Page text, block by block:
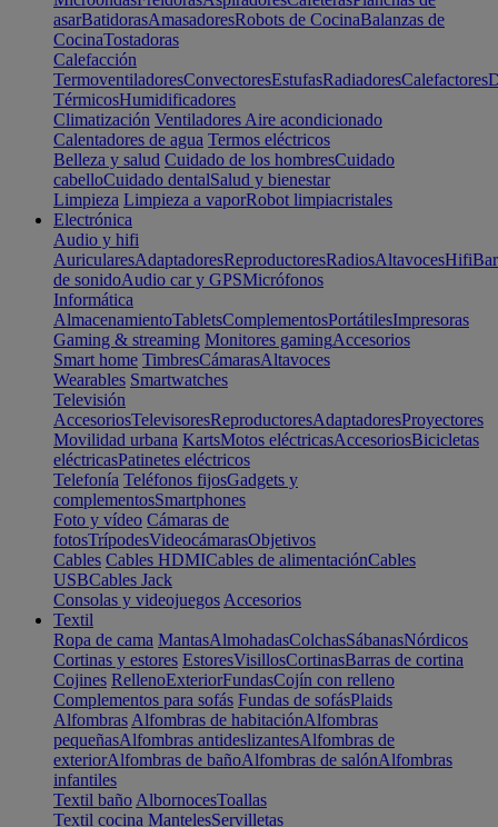
asarBatidorasAmasadoresRobots de CocinaBalanzas de
CocinaTostadoras
Calefacción
TermoventiladoresConvectoresEstufasRadiadoresCalefactores
TérmicosHumidificadores
Climatización Ventiladores Aire acondicionado
Calentadores de agua Termos eléctricos
Belleza y salud Cuidado de los hombresCuidado
cabelloCuidado dentalSalud y bienestar
Limpieza Limpieza a vaporRobot limpiacristales
Electrónica
Audio y hifi
AuricularesAdaptadoresReproductoresRadiosAltavocesHifi
de sonidoAudio car y GPSMicrófonos
Informática
AlmacenamientoTabletsComplementosPortátilesImpresoras
Gaming & streaming Monitores gamingAccesorios
Smart home TimbresCámarasAltavoces
Wearables Smartwatches
Televisión
AccesoriosTelevisoresReproductoresAdaptadoresProyectores
Movilidad urbana KartsMotos eléctricasAccesoriosBicicletas
eléctricasPatinetes eléctricos
Telefonía Teléfonos fijosGadgets y
complementosSmartphones
Foto y vídeo Cámaras de
fotosTrípodesVideocámarasObjetivos
Cables Cables HDMICables de alimentaciónCables
USBCables Jack
Consolas y videojuegos Accesorios
Textil
Ropa de cama MantasAlmohadasColchasSábanasNórdicos
Cortinas y estores EstoresVisillosCortinasBarras de cortina
Cojines RellenoExteriorFundasCojín con relleno
Complementos para sofás Fundas de sofásPlaids
Alfombras Alfombras de habitaciónAlfombras
pequeñasAlfombras antideslizantesAlfombras de
exteriorAlfombras de bañoAlfombras de salónAlfombras
infantiles
Textil baño AlbornocesToallas
Textil cocina MantelesServilletas